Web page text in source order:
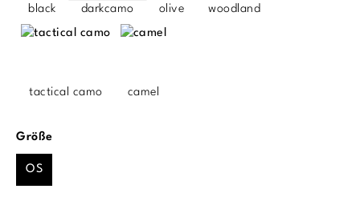
black darkcamo olive woodland
tactical camo camel
Größeauswählen
OS